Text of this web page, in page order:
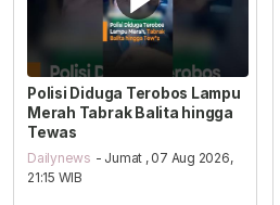
Polisi Diduga Terobos Lampu
Merah Tabrak Balita hingga
Tewas
Dailynews - Jumat , 07 Aug 2026,
21:15 WIB